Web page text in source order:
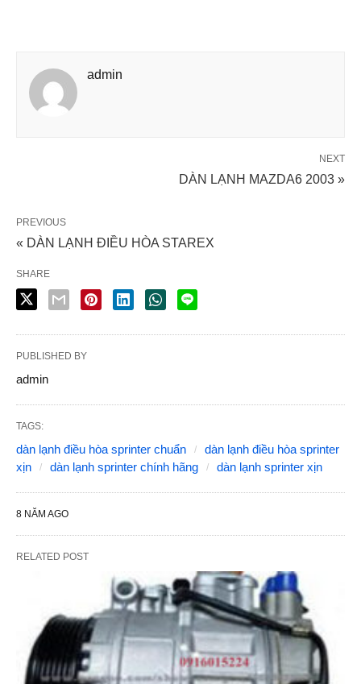
admin
NEXT
DÀN LẠNH MAZDA6 2003 »
PREVIOUS
« DÀN LẠNH ĐIỀU HÒA STAREX
SHARE
PUBLISHED BY
admin
TAGS:
dàn lạnh điều hòa sprinter chuẩn
dàn lạnh điều hòa sprinter
xịn
dàn lạnh sprinter chính hãng dàn lạnh sprinter xịn
8 NĂM AGO
RELATED POST